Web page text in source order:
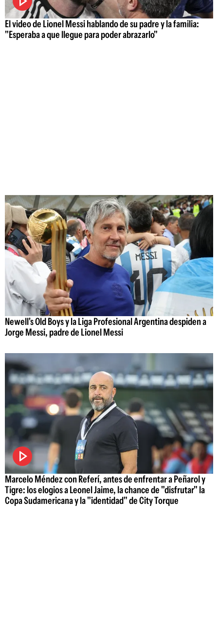
El video de Lionel Messi hablando de su padre y la familia:
"Esperaba a que llegue para poder abrazarlo"
Newell's Old Boys y la Liga Profesional Argentina despiden a
Jorge Messi, padre de Lionel Messi
Marcelo Méndez con Referí, antes de enfrentar a Peñarol y
Tigre: los elogios a Leonel Jaime, la chance de "disfrutar" la
Copa Sudamericana y la "identidad" de City Torque